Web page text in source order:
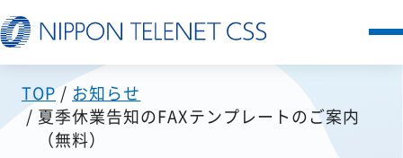
サービス一覧
TOP
お知らせ
夏季休業告知のFAXテンプレートのご案内
（無料）